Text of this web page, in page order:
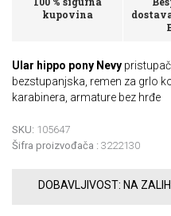
kupovina
Ular hippo pony Nevy
bezstupanjska, remen za grlo
karabinera, armature bez hrđe
SKU: 105647
Šifra proizvođača : 3222130
DOBAVLJIVOST: NA ZALIHI